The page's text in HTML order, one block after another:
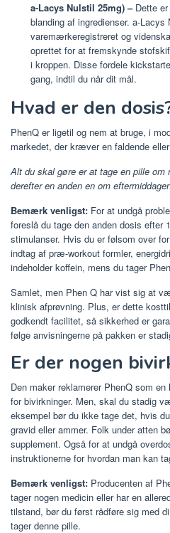
a-Lacys Nulstil 25mg) –Dette er
blanding af ingredienser. a-Lacys
varemærkeregistreret og
oprettet for at fremskynde
i kroppen. Disse fordele
gang, indtil du når dit mål.
Hvad er den
PhenQ er ligetil og nem at bruge, i
markedet, der kræver en faldende
Alt du skal gøre er at tage en pille om
derefter en anden en om
Bemærk venligst: For at undgå
foreslå du tage den anden dosis efter
stimulanser. Hvis du er følsom over
indtag af præ-workout formler,
indeholder koffein, mens du tager
Samlet, men Phen Q har vist sig at
klinisk afprøvning. Plus, er dette
godkendt facilitet, så sikkerhed er
følge anvisningerne på pakken er
Er der nogen
Den maker reklamerer PhenQ som
for bivirkninger. Men, skal du stadig
eksempel bør du ikke tage det, hvis
gravid eller ammer. Folk under atten
supplement. Også for at undgå
instruktionerne for hvordan man kan
Bemærk venligst: Producenten af
tager nogen medicin eller har en
tilstand, bør du først rådføre sig med
tager denne pille.